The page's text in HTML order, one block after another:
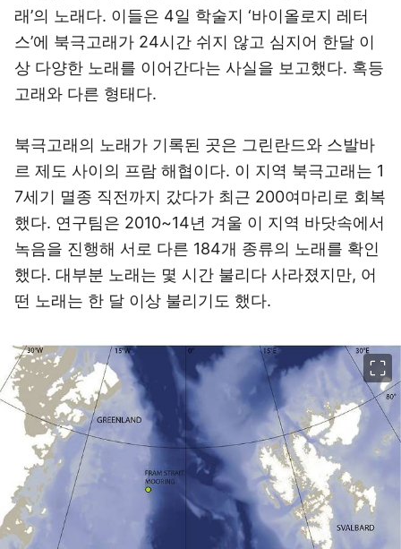
래’의 노래다. 이들은 4일 학술지 ‘바이올로지 레터
스’에 북극고래가 24시간 쉬지 않고 심지어 한달 이
상 다양한 노래를 이어간다는 사실을 보고했다. 혹등
고래와 다른 형태다.
북극고래의 노래가 기록된 곳은 그린란드와 스발바
르 제도 사이의 프람 해협이다. 이 지역 북극고래는 1
7세기 멸종 직전까지 갔다가 최근 200여마리로 회복
했다. 연구팀은 2010~14년 겨울 이 지역 바닷속에서
녹음을 진행해 서로 다른 184개 종류의 노래를 확인
했다. 대부분 노래는 몇 시간 불리다 사라졌지만, 어
떤 노래는 한 달 이상 불리기도 했다.